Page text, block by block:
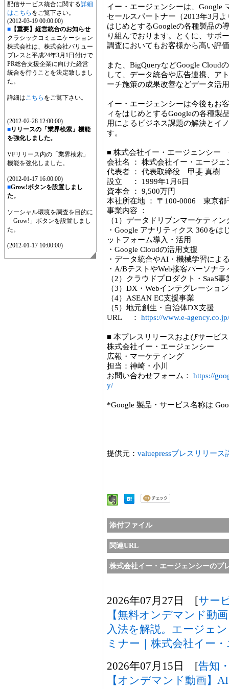
配信サービス統合に関する詳細
はこちら をご覧下さい。
(2012-03-19 00:00:00)
■ 【重要】経営統合のお知らせ
クラシックコミュニケーション
株式会社は、株式会社バリュー
プレスと平成24年3月1日付けで
PR総合支援企業に向けた経営
統合を行うことを決定致しまし
た。
詳細はこちら をご覧下さい。
(2012-02-28 12:00:00)
■リリースの「業界検索」機能
を強化しました。
VFリリース内の「業界検索」
機能を強化しました。
(2012-01-17 16:00:00)
■Grow!ボタンを設置しまし
た。
ソーシャル環境を調査を目的に
「Grow!」ボタンを設置しまし
た。
(2012-01-17 10:00:00)
イー・エージェンシーは、Google
セールスパートナー（2013年3月
はじめとするGoogleの各種製品の
り組んでおります。とくに、サポ
調査においてもお客様から高い評
また、BigQueryなどGoogle Cloud
して、データ統合や広告連携、ア
ーチ施策の成果改善などデータ活
イー・エージェンシーは今後もお
ィをはじめとするGoogleの各種製
用によるビジネス課題の解決とイ
す。
■ 株式会社イー・エージェンシー
会社名 ： 株式会社イー・エージェ
代表者 ： 代表取締役 甲斐 真樹
設立 ： 1999年1月6日
資本金 ： 9,500万円
本社所在地 ： 〒100-0006 東京
事業内容 ：
（1）データドリブンマーケティ
・Google アナリティクス 360を
ットフォーム導入・活用
・Google Cloudの活用支援
・データ統合やAI・機械学習によ
・A/BテストやWeb接客パーソナラ
（2）クラウドプロダクト・SaaS事
（3）DX・Webインテグレーショ
（4）ASEAN EC支援事業
（5）地元創生・自治体DX支援
URL ： https://www.e-agency.co.jp/
■ 本プレスリリースおよびサービ
株式会社イー・エージェンシー
広報・マーケティング
担当：神崎・小川
お問い合わせフォーム： https://
y/
*Google 製品・サービス名称は
提供元： valuepressプレスリリース
添付ファイル
関連URL
株式会社イー・エージェンシーのプ
2026年07月27日 [サー
【無料オンデマンド動
入法を解説。エージェ
ミナー｜株式会社イー
2026年07月15日 [告知
【オンデマンド動画】